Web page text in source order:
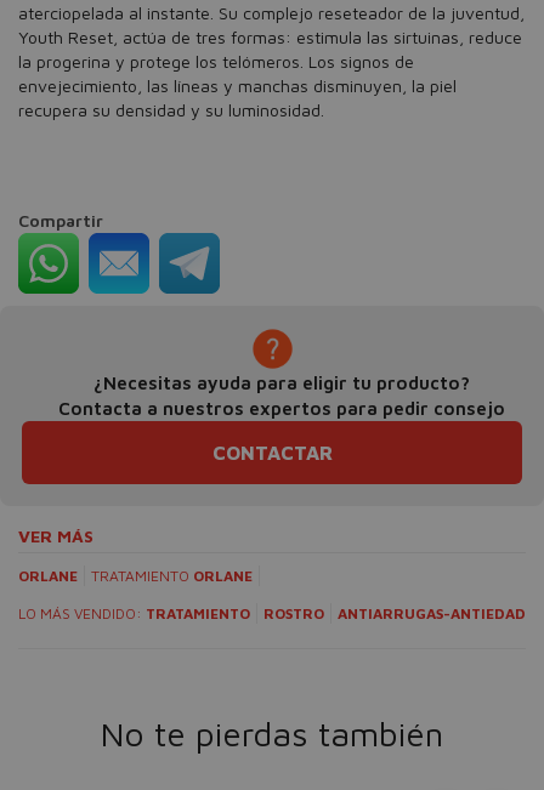
aterciopelada al instante. Su complejo reseteador de la juventud,
Youth Reset, actúa de tres formas: estimula las sirtuinas, reduce
la progerina y protege los telómeros. Los signos de
envejecimiento, las líneas y manchas disminuyen, la piel
recupera su densidad y su luminosidad.
Compartir
¿Necesitas ayuda para eligir tu producto?
Contacta a nuestros expertos para pedir consejo
CONTACTAR
VER MÁS
ORLANE TRATAMIENTO ORLANE
LO MÁS VENDIDO: TRATAMIENTO ROSTRO ANTIARRUGAS-ANTIEDAD
No te pierdas también